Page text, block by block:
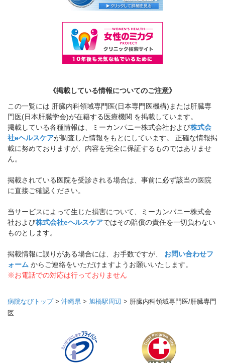
《掲載している情報についてのご注意》
この一覧には 肝臓内科領域専門医(日本専門医機構)または肝臓専
門医(日本肝臓学会)が在籍する医療機関 を掲載しています。
掲載している各種情報は、ミーカンパニー株式会社および株式会
社eヘルスケアが調査した情報をもとにしています。 正確な情報掲
載に努めておりますが、内容を完全に保証するものではありませ
ん。
掲載されている医院を受診される場合は、事前に必ず該当の医院
に直接ご確認ください。
当サービスによって生じた損害について、ミーカンパニー株式会
社および株式会社eヘルスケアではその賠償の責任を一切負わない
ものとします。
掲載情報に誤りがある場合には、お手数ですが、 お問い合わせフ
ォーム からご連絡をいただけますようお願いいたします。
※お電話での対応は行っておりません
病院なびトップ> 沖縄県 > 旭橋駅周辺 > 肝臓内科領域専門医/肝臓専門
医